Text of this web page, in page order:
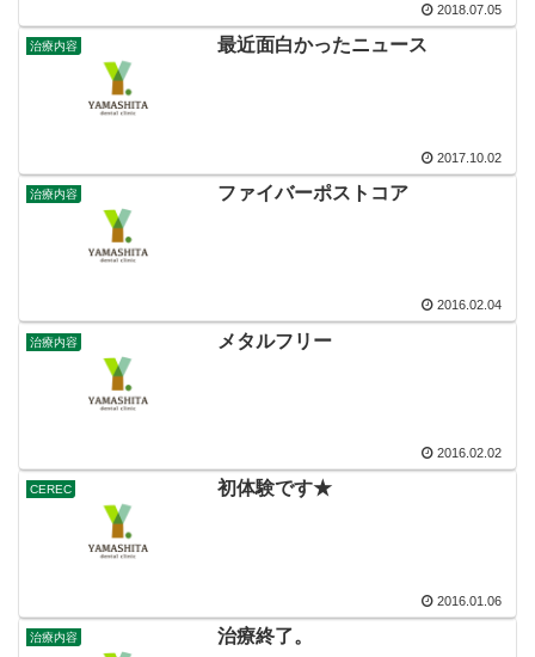
2018.07.05
治療内容 最近面白かったニュース
2017.10.02
治療内容 ファイバーポストコア
2016.02.04
治療内容 メタルフリー
2016.02.02
CEREC 初体験です★
2016.01.06
治療内容 治療終了。